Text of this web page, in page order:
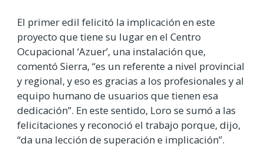
El primer edil felicitó la implicación en este
proyecto que tiene su lugar en el Centro
Ocupacional ‘Azuer’, una instalación que,
comentó Sierra, “es un referente a nivel provincial
y regional, y eso es gracias a los profesionales y al
equipo humano de usuarios que tienen esa
dedicación”. En este sentido, Loro se sumó a las
felicitaciones y reconoció el trabajo porque, dijo,
“da una lección de superación e implicación”.